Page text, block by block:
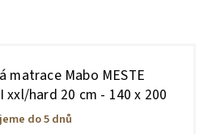
matrace Mabo MESTE
xxl/hard 20 cm - 140 x 200
do 5 dnů